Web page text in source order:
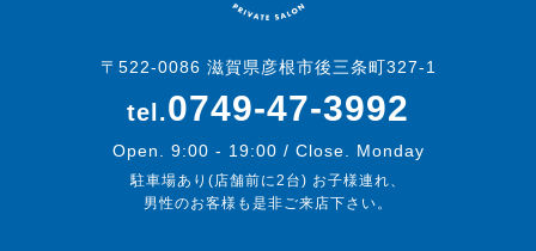
〒522-0086 滋賀県彦根市後三条町327-1
tel.0749-47-3992
Open. 9:00 - 19:00 / Close. Monday
駐車場あり(店舗前に2台) お子様連れ、
男性のお客様も是非ご来店下さい。